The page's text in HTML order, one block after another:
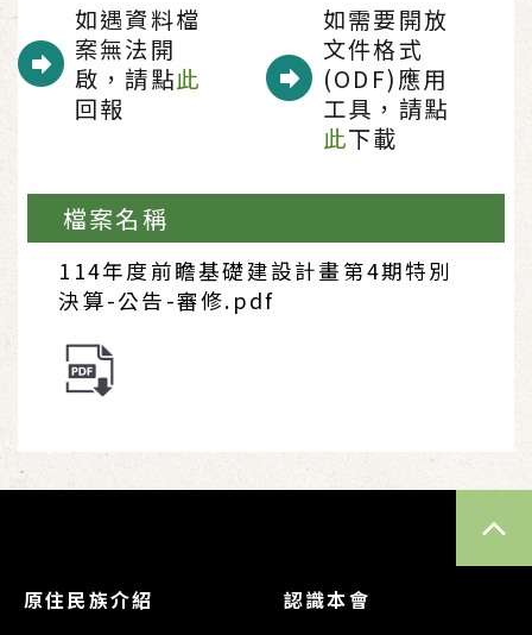
如遇資料檔
案無法開
啟，請點此
回報
如需要開放
文件格式
(ODF)應用
工具，請點
此下載
檔案名稱
114年度前瞻基礎建設計畫第4期特別
決算-公告-審修.pdf
原住民族介紹 認識本會